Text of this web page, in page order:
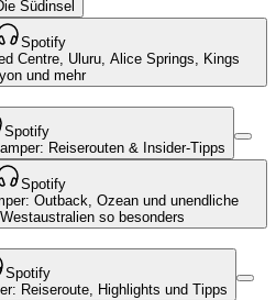
Südinsel
Spotify
Centre, Uluru, Alice Springs, Kings
und mehr
Spotify
Reiserouten & Insider-Tipps
Spotify
Outback, Ozean und unendliche
so besonders
Spotify
Reiseroute, Highlights und Tipps